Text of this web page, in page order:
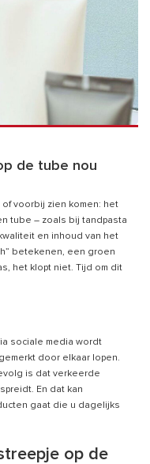
de tube nou
voorbij zien komen: het
tube – zoals bij tandpasta
en inhoud van het
betekenen, een groen
het klopt niet. Tijd om dit
sociale media wordt
door elkaar lopen.
is dat verkeerde
En dat kan
gaat die u dagelijks
op de